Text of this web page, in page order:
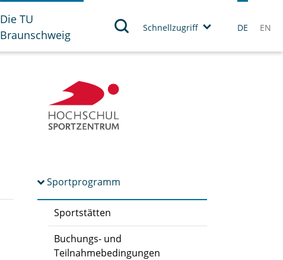
Die TU
Braunschweig
Schnellzugriff DE EN
Sportprogramm
Sportstätten
Buchungs- und
Teilnahmebedingungen